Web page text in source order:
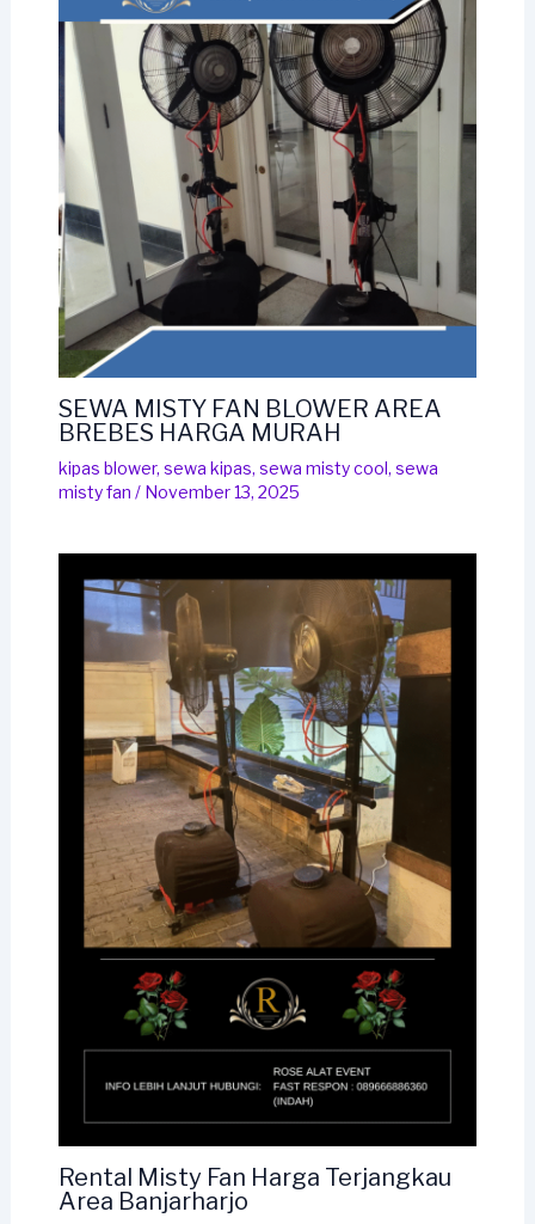
SEWA MISTY FAN BLOWER AREA
BREBES HARGA MURAH
kipas blower, sewa kipas, sewa misty cool, sewa
misty fan / November 13, 2025
Rental Misty Fan Harga Terjangkau
Area Banjarharjo